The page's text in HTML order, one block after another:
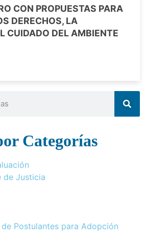
CON PROPUESTAS PARA
DERECHOS, LA
CUIDADO DEL AMBIENTE
Categorías
de Justicia
Postulantes para Adopción